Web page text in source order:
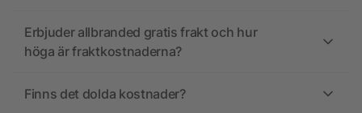
Erbjuder allbranded gratis frakt och hur
höga är fraktkostnaderna?
Finns det dolda kostnader?